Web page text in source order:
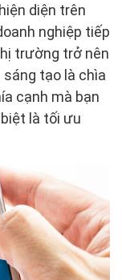
diện trên
nghiệp tiếp
trường trở nên
tạo là chìa
cạnh mà bạn
là tối ưu